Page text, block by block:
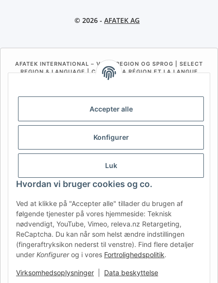
Accepter alle
Konfigurer
Luk
Hvordan vi bruger cookies og co.
Ved at klikke på "Accepter alle" tillader du brugen af
følgende tjenester på vores hjemmeside: Teknisk
nødvendigt, YouTube, Vimeo, releva.nz Retargeting,
ReCaptcha. Du kan når som helst ændre indstillingen
(fingeraftryksikon nederst til venstre). Find flere detaljer
under Konfigurerog i vores Fortrolighedspolitik.
Virksomhedsoplysninger Data beskyttelse
© 2026 - AFATEK AG
AFATEK INTERNATIONAL – VÆLG REGION OG SPROG | SELECT
REGION & LANGUAGE | CHOISIR LA RÉGION ET LA LANGUE
BE (NL) BE (FR)
FR IT ES DK PL
USA
RO HR
AFATEK Danmark| Din specialist i reservedele til trailere
Teknisk rådgivning: moc.ketafa@ofni| Moms-ID (DE):
DE354251646
Tilbud til erhvervskunder: Intracommunautære køb (momsfrit
via VIES) er muligt.